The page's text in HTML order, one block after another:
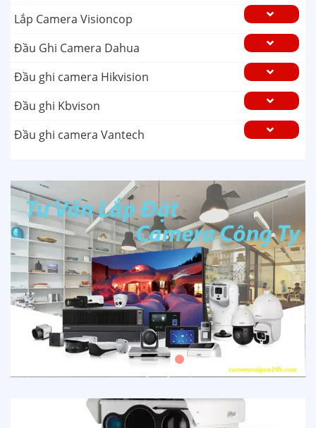
Lắp Camera Visioncop
Đầu Ghi Camera Dahua
Đầu ghi camera Hikvision
Đầu ghi Kbvison
Đầu ghi camera Vantech